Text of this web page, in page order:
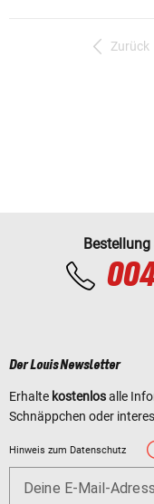
Zurück
Bestellung
Der Louis Newsletter
Erhalte kostenlosalle
Schnäppchen oder
Hinweis zum Datenschutz
Deine E-Mail-